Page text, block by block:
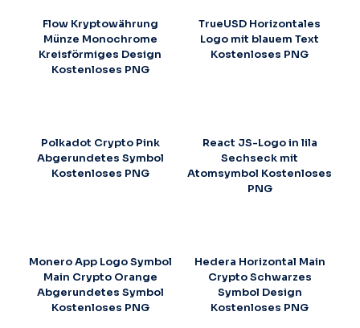
Flow Kryptowährung
Münze Monochrome
Kreisförmiges Design
Kostenloses PNG
TrueUSD Horizontales
Logo mit blauem Text
Kostenloses PNG
Polkadot Crypto Pink
Abgerundetes Symbol
Kostenloses PNG
React JS-Logo in lila
Sechseck mit
Atomsymbol Kostenloses
PNG
Monero App Logo Symbol
Main Crypto Orange
Abgerundetes Symbol
Kostenloses PNG
Hedera Horizontal Main
Crypto Schwarzes
Symbol Design
Kostenloses PNG